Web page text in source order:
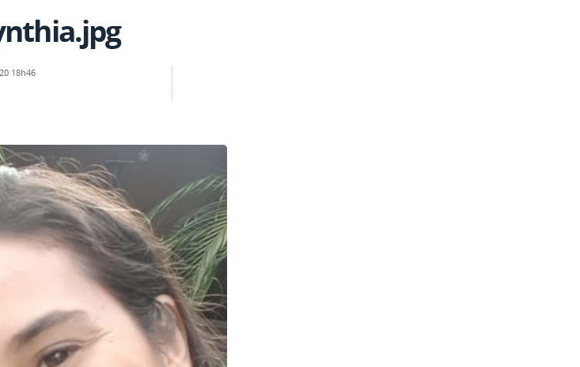
18h46